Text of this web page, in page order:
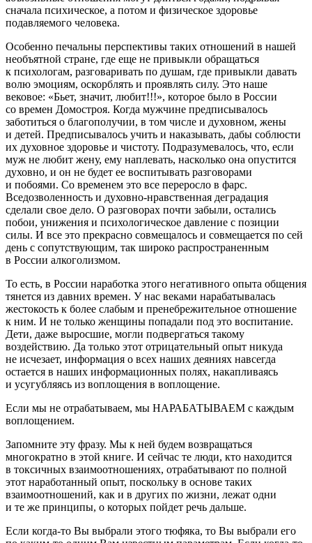
сначала психическое, а потом и физическое здоровье
подавляемого человека.
Особенно печальны перспективы таких отношений в нашей
необъятной стране, где еще не привыкли обращаться
к психологам, разговаривать по душам, где привыкли давать
волю эмоциям, оскорблять и проявлять силу. Это наше
вековое: «Бьет, значит, любит!!!», которое было в России
со времен Домостроя. Когда мужчине предписывалось
заботиться о благополучии, в том числе и духовном, жены
и детей. Предписывалось учить и наказывать, дабы соблюсти
их духовное здоровье и чистоту. Подразумевалось, что, если
муж не любит жену, ему наплевать, насколько она опустится
духовно, и он не будет ее воспитывать разговорами
и побоями. Со временем это все переросло в фарс.
Вседозволенность и духовно-нравственная деградация
сделали свое дело. О разговорах почти забыли, остались
побои, унижения и психологическое давление с позиции
силы. И все это прекрасно совмещалось и совмещается по сей
день с сопутствующим, так широко распространенным
в России алкоголизмом.
То есть, в России наработка этого негативного опыта общения
тянется из давних времен. У нас веками нарабатывалась
жестокость к более слабым и пренебрежительное отношение
к ним. И не только женщины попадали под это воспитание.
Дети, даже выросшие, могли подвергаться такому
воздействию. Да только этот отрицательный опыт никуда
не исчезает, информация о всех наших деяниях навсегда
остается в наших информационных полях, накапливаясь
и усугубляясь из воплощения в воплощение.
Если мы не отрабатываем, мы НАРАБАТЫВАЕМ с каждым
воплощением.
Запомните эту фразу. Мы к ней будем возвращаться
многократно в этой книге. И сейчас те люди, кто находится
в токсичных взаимоотношениях, отрабатывают по полной
этот наработанный опыт, поскольку в основе таких
взаимоотношений, как и в других по жизни, лежат одни
и те же принципы, о которых пойдет речь дальше.
Если когда-то Вы выбрали этого тюфяка, то Вы выбрали его